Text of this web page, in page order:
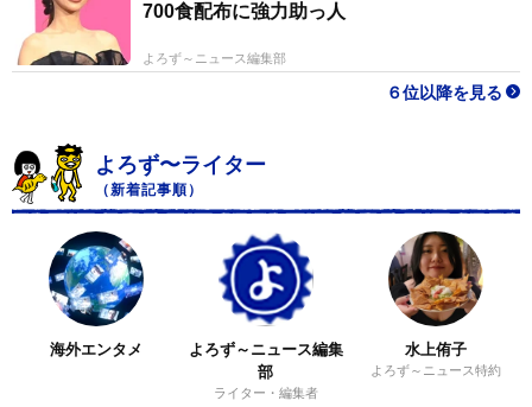
700食配布に強力助っ人
よろず～ニュース編集部
６位以降を見る
よろず〜ライター
（新着記事順）
海外エンタメ
よろず～ニュース編集
部
ライター・編集者
水上侑子
よろず～ニュース特約